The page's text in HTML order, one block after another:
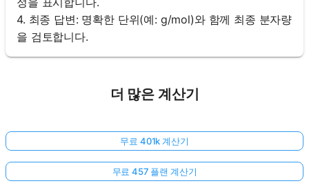
4. 최종 답변: 명확한 단위(예: g/mol)와 함께 최종 분자량
을 검토합니다.
더 많은 계산기
무료 401k 계산기
무료 457 플랜 계산기